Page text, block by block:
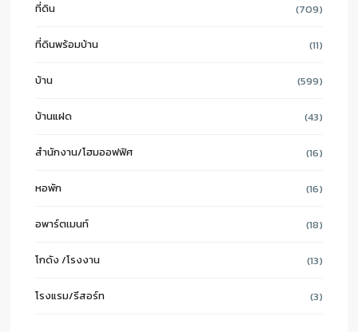
ที่ดิน (709)
ที่ดินพร้อมบ้าน (11)
บ้าน (599)
บ้านแฝด (43)
สำนักงาน/โฮมออฟฟิศ (16)
หอพัก (16)
อพาร์ตเมนท์ (18)
โกดัง /โรงงาน (13)
โรงแรม/รีสอร์ท (3)